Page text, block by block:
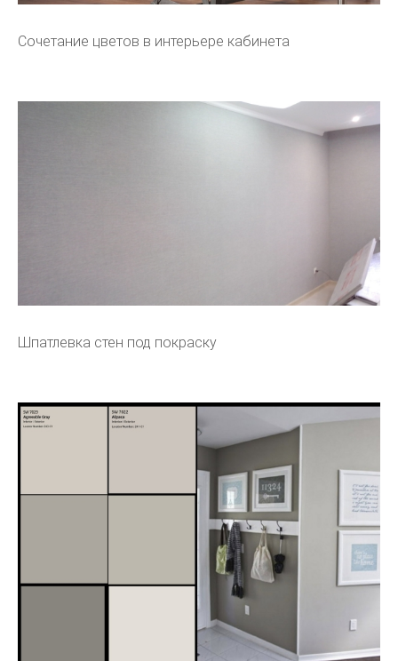
Сочетание цветов в интерьере кабинета
Шпатлевка стен под покраску